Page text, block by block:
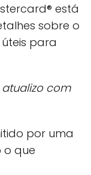
está
sobre o
para
com
por uma
o que